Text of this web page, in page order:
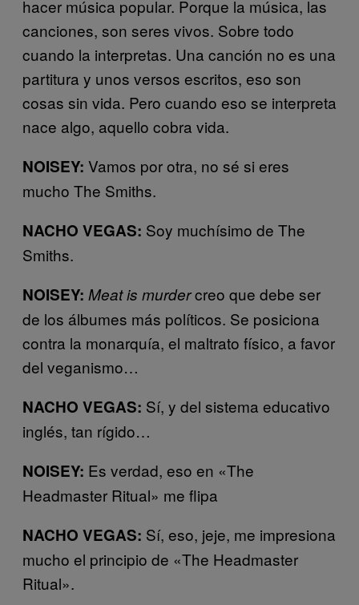
hacer música popular. Porque la música, las
canciones, son seres vivos. Sobre todo
cuando la interpretas. Una canción no es una
partitura y unos versos escritos, eso son
cosas sin vida. Pero cuando eso se interpreta
nace algo, aquello cobra vida.
NOISEY: Vamos por otra, no sé si eres
mucho The Smiths.
NACHO VEGAS: Soy muchísimo de The
Smiths.
NOISEY: Meat is murdercreo que debe ser
de los álbumes más políticos. Se posiciona
contra la monarquía, el maltrato físico, a favor
del veganismo…
NACHO VEGAS: Sí, y del sistema educativo
inglés, tan rígido…
NOISEY: Es verdad, eso en «The
Headmaster Ritual» me flipa
NACHO VEGAS: Sí, eso, jeje, me impresiona
mucho el principio de «The Headmaster
Ritual».